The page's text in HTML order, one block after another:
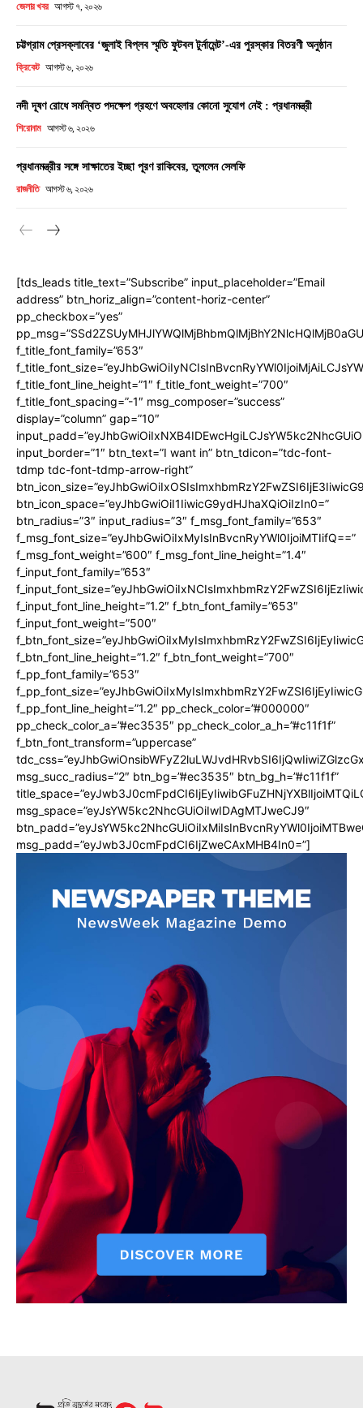
জেলার খবর আগস্ট ৭, ২০২৬
চট্টগ্রাম প্রেসক্লাবের ‘জুলাই বিপ্লব স্মৃতি ফুটবল টুর্নামেন্ট’-এর পুরস্কার বিতরণী অনুষ্ঠান
ক্রিকেট আগস্ট ৬, ২০২৬
নদী দূষণ রোধে সমন্বিত পদক্ষেপ গ্রহণে অবহেলার কোনো সুযোগ নেই : প্রধানমন্ত্রী
শিরোনাম আগস্ট ৬, ২০২৬
প্রধানমন্ত্রীর সঙ্গে সাক্ষাতের ইচ্ছা পূরণ রাকিবের, তুললেন সেলফি
রাজনীতি আগস্ট ৬, ২০২৬
[tds_leads title_text=”Subscribe” input_placeholder=”Email
address” btn_horiz_align=”content-horiz-center”
pp_checkbox=”yes”
f_title_font_family=”653″
f_title_font_line_height=”1″ f_title_font_weight=”700″
f_title_font_spacing=”-1″ msg_composer=”success”
display=”column” gap=”10″
input_border=”1″ btn_text=”I want in” btn_tdicon=”tdc-font-
tdmp tdc-font-tdmp-arrow-right”
btn_icon_space=”eyJhbGwiOiI1IiwicG9ydHJhaXQiOiIzIn0=”
btn_radius=”3″ input_radius=”3″ f_msg_font_family=”653″
f_msg_font_size=”eyJhbGwiOiIxMyIsInBvcnRyYWl0IjoiMTIifQ==”
f_msg_font_weight=”600″ f_msg_font_line_height=”1.4″
f_input_font_family=”653″
f_input_font_line_height=”1.2″ f_btn_font_family=”653″
f_input_font_weight=”500″
f_btn_font_line_height=”1.2″ f_btn_font_weight=”700″
f_pp_font_family=”653″
f_pp_font_line_height=”1.2″ pp_check_color=”#000000″
pp_check_color_a=”#ec3535″ pp_check_color_a_h=”#c11f1f”
f_btn_font_transform=”uppercase”
msg_succ_radius=”2″ btn_bg=”#ec3535″ btn_bg_h=”#c11f1f”
msg_space=”eyJsYW5kc2NhcGUiOiIwIDAgMTJweCJ9″
msg_padd=”eyJwb3J0cmFpdCI6IjZweCAxMHB4In0=”]